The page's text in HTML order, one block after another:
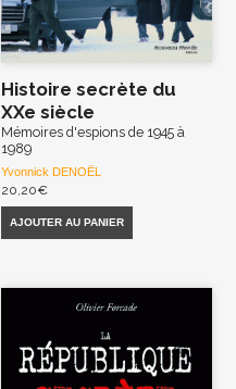
Histoire secrète du
XXe siècle
Mémoires d'espions de 1945 à
1989
Yvonnick DENOËL
20,20€
AJOUTER AU PANIER